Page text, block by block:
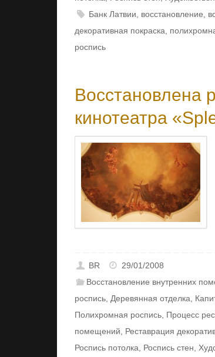
Банк Латвии
восстановление
декоративная покраска
роспись
Восстановлена
кинотеатра
BR
29/01/2008
Восстановление внутренних
роспись Деревянная отделка
Полихромная роспись Процесс
помещений
Реставрация
Роспись потолка
Роспись стен